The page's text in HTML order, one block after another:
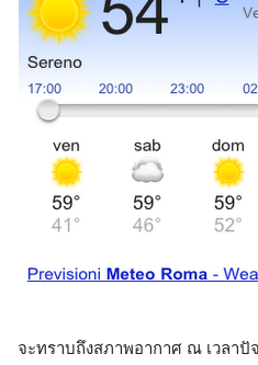
จะทราบถึงสภาพอากาศ ณ เวลา